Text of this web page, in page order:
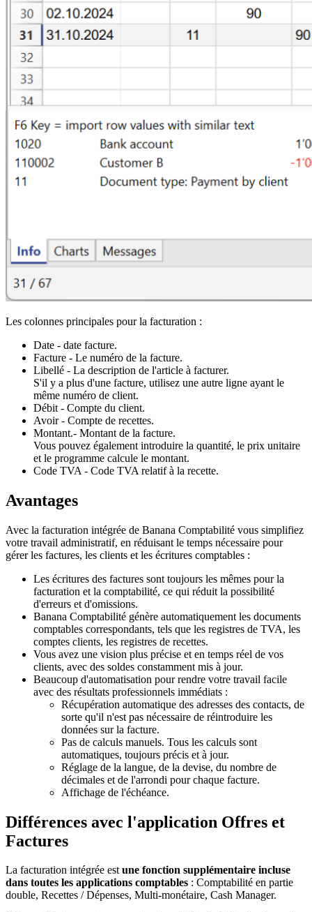
Les colonnes principales pour la facturation :
Date - date facture.
Facture - Le numéro de la facture.
Libellé - La description de l'article à facturer.
S'il y a plus d'une facture, utilisez une autre ligne ayant le
même numéro de client.
Débit - Compte du client.
Avoir - Compte de recettes.
Montant.- Montant de la facture.
Vous pouvez également introduire la quantité, le prix unitaire
et le programme calcule le montant.
Code TVA - Code TVA relatif à la recette.
Avantages
Avec la facturation intégrée de Banana Comptabilité vous simplifiez
votre travail administratif, en réduisant le temps nécessaire pour
gérer les factures, les clients et les écritures comptables :
Les écritures des factures sont toujours les mêmes pour la
facturation et la comptabilité, ce qui réduit la possibilité
d'erreurs et d'omissions.
Banana Comptabilité génère automatiquement les documents
comptables correspondants, tels que les registres de TVA, les
comptes clients, les registres de recettes.
Vous avez une vision plus précise et en temps réel de vos
clients, avec des soldes constamment mis à jour.
Beaucoup d'automatisation pour rendre votre travail facile
avec des résultats professionnels immédiats :
Récupération automatique des adresses des contacts, de
sorte qu'il n'est pas nécessaire de réintroduire les
données sur la facture.
Pas de calculs manuels. Tous les calculs sont
automatiques, toujours précis et à jour.
Réglage de la langue, de la devise, du nombre de
décimales et de l'arrondi pour chaque facture.
Affichage de l'échéance.
Différences avec l'application Offres et
Factures
La facturation intégrée estune fonction supplémentaire incluse
dans toutes les applications comptables : Comptabilité en partie
double, Recettes / Dépenses, Multi-monétaire, Cash Manager.